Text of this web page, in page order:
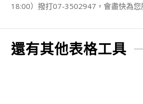
18:00）撥打07-3502947，會盡快為您
還有其他表格工具